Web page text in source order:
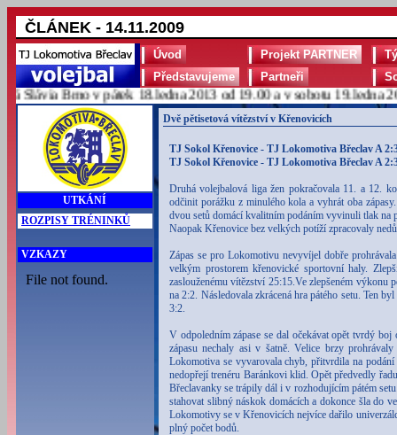
ČLÁNEK - 14.11.2009
Úvod Projekt PARTNER
Představujeme
Partneři
Brno v pátek 18.ledna 2013 od 19.00 a v sobotu 19.ledna
UTKÁNÍ
ROZPISY TRÉNINKŮ
VZKAZY
Dvě pětisetová vítězství v Křenovicích
TJ Sokol Křenovice - TJ Lokomotiva Břeclav A
TJ Sokol Křenovice - TJ Lokomotiva Břeclav A
Druhá volejbalová liga žen pokračovala 11. a 12.
odčinit porážku z minulého kola a vyhrát oba
dvou setů domácí kvalitním podáním vyvinuli tlak na
Naopak Křenovice bez velkých potíží zpracovaly
Zápas se pro Lokomotivu nevyvíjel dobře
velkým prostorem křenovické sportovní haly.
zaslouženému vítězství 25:15.Ve zlepšeném
na 2:2. Následovala zkrácená hra pátého setu. Ten
3:2.
V odpoledním zápase se dal očekávat opět tvrdý
zápasu nechaly asi v šatně. Velice brzy
Lokomotiva se vyvarovala chyb, přitvrdila na podání
nedopřejí trenéru Baránkovi klid. Opět předvedly
Břeclavanky se trápily dál i v rozhodujícím pátém
stahovat slibný náskok domácích a dokonce šla do
Lokomotivy se v Křenovicích nejvíce dařilo
plný počet bodů.